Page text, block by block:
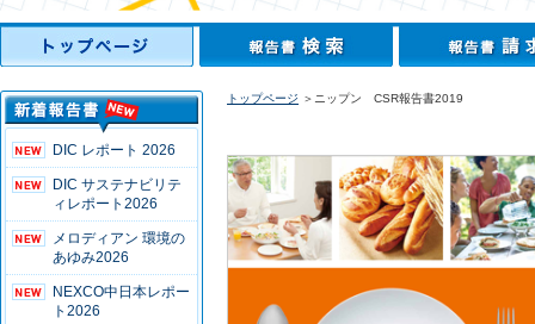
DIC レポート 2026
DIC サステナビリテ
ィレポート2026
メロディアン 環境の
あゆみ2026
NEXCO中日本レポー
ト2026
トップページ ＞ニップン CSR報告書2019